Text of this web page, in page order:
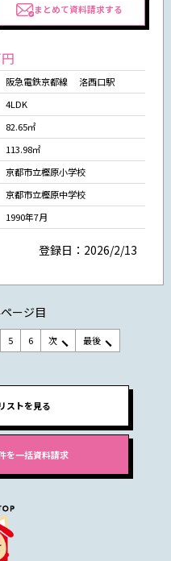
まとめて資料請求する
阪急電鉄京都線 洛西口駅
4LDK
82.65㎡
113.98㎡
京都市立樫原小学校
京都市立樫原中学校
1990年7月
登録日：2026/2/13
ージ目
5 6 次 最後
ストを見る